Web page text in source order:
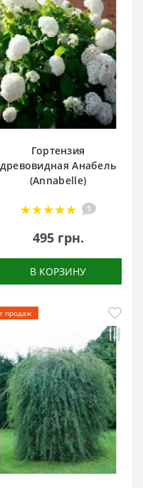
Гортензия
древовидная Анабель
(Annabelle)
1
495 грн.
В КОРЗИНУ
продаж